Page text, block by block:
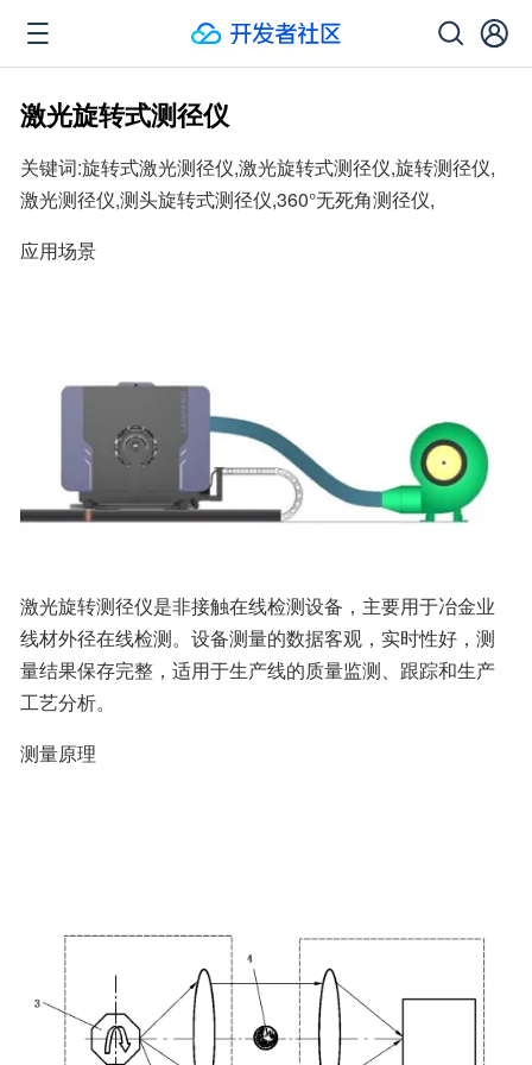
激光旋转式测径仪
关键词:旋转式激光测径仪,激光旋转式测径仪,旋转测径仪,
激光测径仪,测头旋转式测径仪,360°无死角测径仪,
应用场景
激光旋转测径仪是非接触在线检测设备，主要用于冶金业
线材外径在线检测。设备测量的数据客观，实时性好，测
量结果保存完整，适用于生产线的质量监测、跟踪和生产
工艺分析。
测量原理